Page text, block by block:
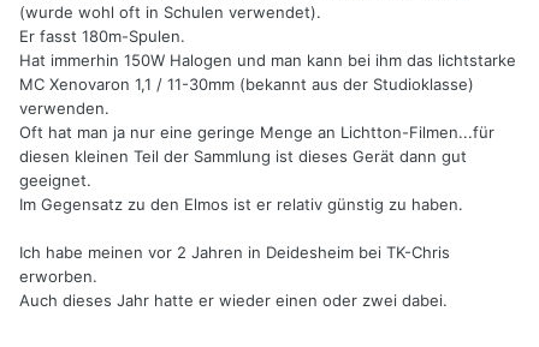
(wurde wohl oft in Schulen verwendet).
Er fasst 180m-Spulen.
Hat immerhin 150W Halogen und man kann bei ihm das lichtstarke
MC Xenovaron 1,1 / 11-30mm (bekannt aus der Studioklasse)
verwenden.
Oft hat man ja nur eine geringe Menge an Lichtton-Filmen...für
diesen kleinen Teil der Sammlung ist dieses Gerät dann gut
geeignet.
Im Gegensatz zu den Elmos ist er relativ günstig zu haben.
Ich habe meinen vor 2 Jahren in Deidesheim bei TK-Chris
erworben.
Auch dieses Jahr hatte er wieder einen oder zwei dabei.